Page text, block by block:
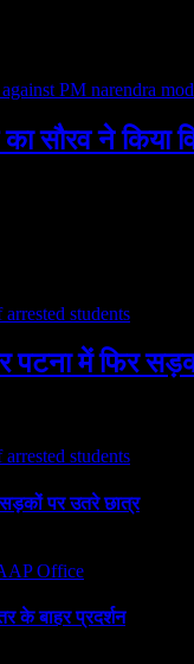
सौरव ने किया
पटना में फिर
सड़कों पर उतरे छात्र
के बाहर प्रदर्शन